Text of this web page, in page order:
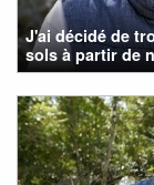
J'ai décidé de
sols à partir de